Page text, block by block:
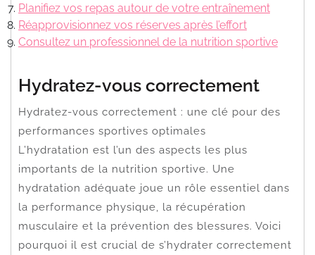
Planifiez vos repas autour de votre entraînement
Réapprovisionnez vos réserves après l’effort
Consultez un professionnel de la nutrition sportive
Hydratez-vous correctement
Hydratez-vous correctement : une clé pour des
performances sportives optimales
L’hydratation est l’un des aspects les plus
importants de la nutrition sportive. Une
hydratation adéquate joue un rôle essentiel dans
la performance physique, la récupération
musculaire et la prévention des blessures. Voici
pourquoi il est crucial de s’hydrater correctement